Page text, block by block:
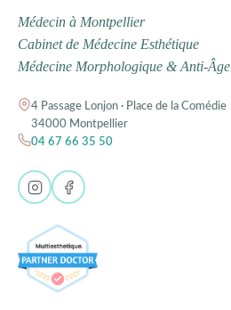
Médecin à Montpellier
Cabinet de Médecine Esthétique
Médecine Morphologique & Anti-Âge
4 Passage Lonjon · Place de la Comédie
34000 Montpellier
04 67 66 35 50